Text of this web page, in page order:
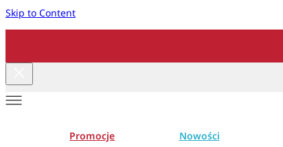
Skip to Content
Promocje Nowości